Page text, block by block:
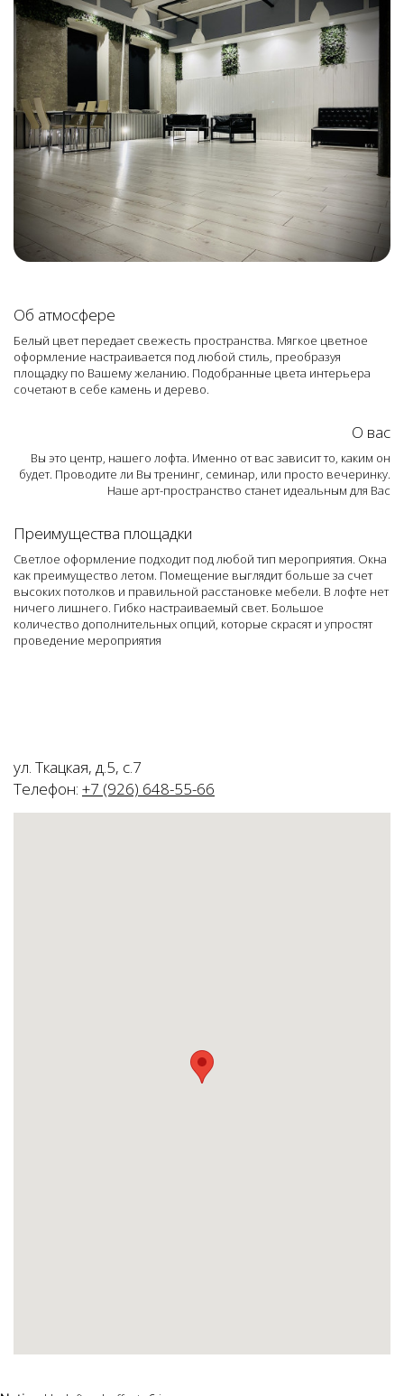
Об атмосфере
Белый цвет передает свежесть пространства. Мягкое цветное
оформление настраивается под любой стиль, преобразуя
площадку по Вашему желанию. Подобранные цвета интерьера
сочетают в себе камень и дерево.
О вас
Вы это центр, нашего лофта. Именно от вас зависит то, каким он
будет. Проводите ли Вы тренинг, семинар, или просто вечеринку.
Наше арт-пространство станет идеальным для Вас
Преимущества площадки
Светлое оформление подходит под любой тип мероприятия. Окна
как преимущество летом. Помещение выглядит больше за счет
высоких потолков и правильной расстановке мебели. В лофте нет
ничего лишнего. Гибко настраиваемый свет. Большое
количество дополнительных опций, которые скрасят и упростят
проведение мероприятия
ул. Ткацкая, д.5, с.7
Телефон: +7 (926) 648-55-66